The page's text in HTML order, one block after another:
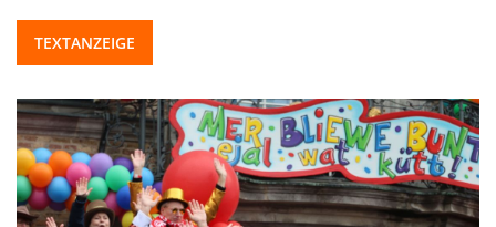
TEXTANZEIGE